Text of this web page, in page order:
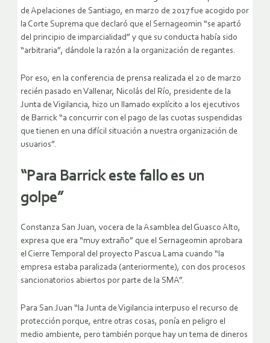
de Apelaciones de Santiago, en marzo de 2017 fue acogido por
la Corte Suprema que declaró que el Sernageomin “se apartó
del principio de imparcialidad” y que su conducta había sido
“arbitraria”, dándole la razón a la organización de regantes.
Por eso, en la conferencia de prensa realizada el 20 de marzo
recién pasado en Vallenar, Nicolás del Río, presidente de la
Junta de Vigilancia, hizo un llamado explícito a los ejecutivos
de Barrick “a concurrir con el pago de las cuotas suspendidas
que tienen en una difícil situación a nuestra organización de
usuarios”.
“Para Barrick este fallo es un
golpe”
Constanza San Juan, vocera de la Asamblea del Guasco Alto,
expresa que era “muy extraño” que el Sernageomin aprobara
el Cierre Temporal del proyecto Pascua Lama cuando “la
empresa estaba paralizada (anteriormente), con dos procesos
sancionatorios abiertos por parte de la SMA”.
Para San Juan “la Junta de Vigilancia interpuso el recurso de
protección porque, entre otras cosas, ponía en peligro el
medio ambiente, pero también porque hay un tema de dineros